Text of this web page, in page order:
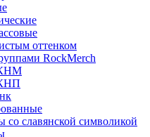
оттенком
RockMerch
КНМ
со славянской символикой